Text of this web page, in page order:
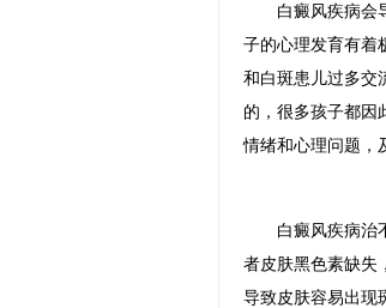
白癜风疾病会导
子的心理发育有着
和白斑患儿过多交
的，很多孩子都因
情绪和心理问题，
白癜风疾病治不
者皮肤黑色素缺失
导致皮肤容易出现